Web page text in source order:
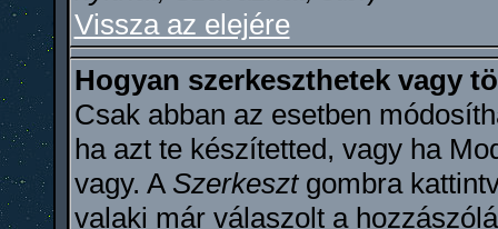
Vissza az elejére
Hogyan szerkeszthetek vagy
Csak abban az esetben
ha azt te készítetted, vagy ha
vagy. A Szerkesztgombra
valaki már válaszolt a